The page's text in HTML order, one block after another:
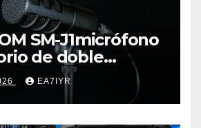
SM-J1micrófono
de doble
premium
EA7IYR